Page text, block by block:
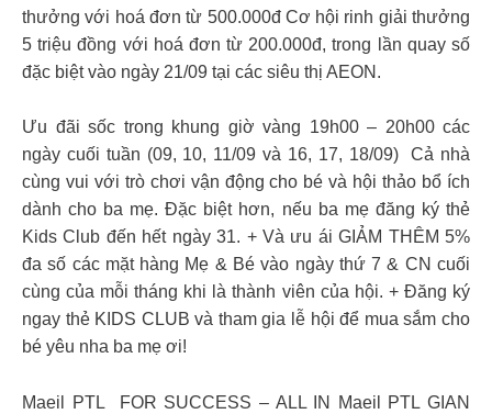
thưởng với hoá đơn từ 500.000đ Cơ hội rinh giải thưởng
5 triệu đồng với hoá đơn từ 200.000đ, trong lần quay số
đặc biệt vào ngày 21/09 tại các siêu thị AEON. ️
Ưu đãi sốc trong khung giờ vàng 19h00 – 20h00 các
ngày cuối tuần (09, 10, 11/09 và 16, 17, 18/09) ️ Cả nhà
cùng vui với trò chơi vận động cho bé và hội thảo bổ ích
dành cho ba mẹ. Đặc biệt hơn, nếu ba mẹ đăng ký thẻ
Kids Club đến hết ngày 31. + Và ưu ái GIẢM THÊM 5%
đa số các mặt hàng Mẹ & Bé vào ngày thứ 7 & CN cuối
cùng của mỗi tháng khi là thành viên của hội. + Đăng ký
ngay thẻ KIDS CLUB và tham gia lễ hội để mua sắm cho
bé yêu nha ba mẹ ơi!
Maeil PTL FOR SUCCESS – ALL IN Maeil PTL GIAN